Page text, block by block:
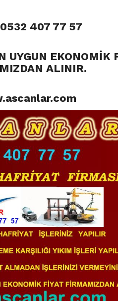
407 77 57
UYGUN EKONOMİK
ALINIR.